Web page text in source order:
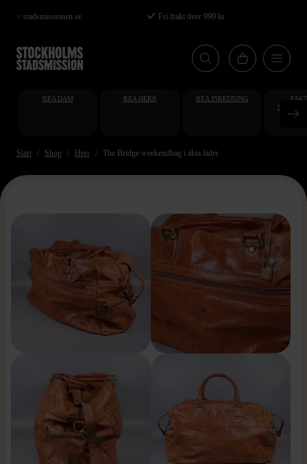
Hoppa
till
huvudinnehåll
< stadsmissionen.se Fri frakt över 990 kr
REA DAM REA HERR REA INREDNING
Start Shop Herr The Bridge weekendbag i äkta läder